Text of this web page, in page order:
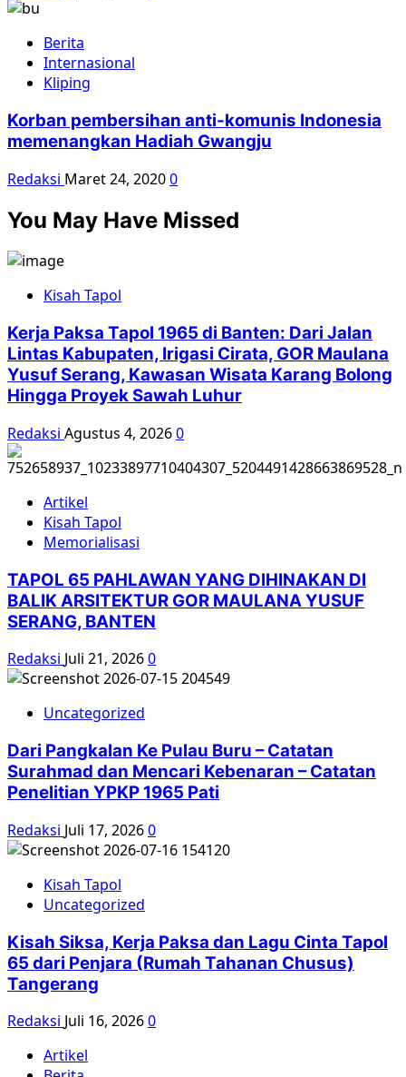
Berita
Internasional
Kliping
Korban pembersihan anti-komunis Indonesia
memenangkan Hadiah Gwangju
Redaksi Maret 24, 20200
You May Have Missed
Kisah Tapol
Kerja Paksa Tapol 1965 di Banten: Dari Jalan
Lintas Kabupaten, Irigasi Cirata, GOR Maulana
Yusuf Serang, Kawasan Wisata Karang Bolong
Hingga Proyek Sawah Luhur
Redaksi Agustus 4, 20260
Artikel
Kisah Tapol
Memorialisasi
TAPOL 65 PAHLAWAN YANG DIHINAKAN DI
BALIK ARSITEKTUR GOR MAULANA YUSUF
SERANG, BANTEN
Redaksi Juli 21, 20260
Uncategorized
Dari Pangkalan Ke Pulau Buru – Catatan
Surahmad dan Mencari Kebenaran – Catatan
Penelitian YPKP 1965 Pati
Redaksi Juli 17, 20260
Kisah Tapol
Uncategorized
Kisah Siksa, Kerja Paksa dan Lagu Cinta Tapol
65 dari Penjara (Rumah Tahanan Chusus)
Tangerang
Redaksi Juli 16, 20260
Artikel